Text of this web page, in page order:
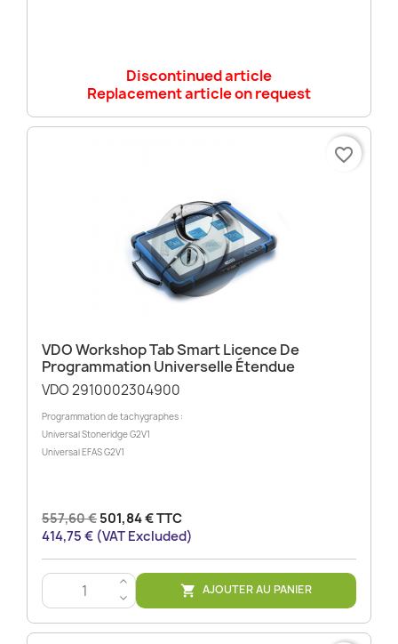
Discontinued article
Replacement article on request
VDO Workshop Tab Smart Licence De
Programmation Universelle Étendue
VDO 2910002304900
Programmation de tachygraphes :
Universal Stoneridge G2V1
Universal EFAS G2V1
557,60 € 501,84 € TTC
414,75 € (VAT Excluded)
>
<
 AJOUTER AU PANIER
favorite_border